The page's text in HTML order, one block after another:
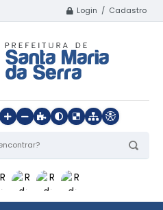
Login / Cadastro